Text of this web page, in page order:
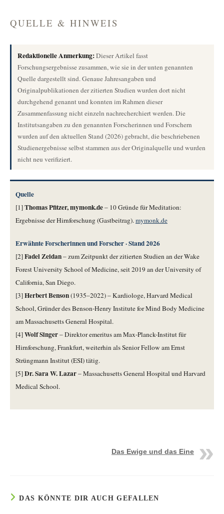
QUELLE & HINWEIS
Redaktionelle Anmerkung:Dieser Artikel fasst
Forschungsergebnisse zusammen, wie sie in der unten genannten
Quelle dargestellt sind. Genaue Jahresangaben und
Originalpublikationen der zitierten Studien wurden dort nicht
durchgehend genannt und konnten im Rahmen dieser
Zusammenfassung nicht einzeln nachrecherchiert werden. Die
Institutsangaben zu den genannten Forscherinnen und Forschern
wurden auf den aktuellen Stand (2026) gebracht, die beschriebenen
Studienergebnisse selbst stammen aus der Originalquelle und wurden
nicht neu verifiziert.
Quelle
[1]Thomas Pfitzer, mymonk.de– 10 Gründe für Meditation:
Ergebnisse der Hirnforschung (Gastbeitrag).mymonk.de
Erwähnte Forscherinnen und Forscher · Stand 2026
[2]Fadel Zeidan– zum Zeitpunkt der zitierten Studien an der Wake
Forest University School of Medicine, seit 2019 an der University of
California, San Diego.
[3]Herbert Benson(1935–2022) – Kardiologe, Harvard Medical
School, Gründer des Benson-Henry Institute for Mind Body Medicine
am Massachusetts General Hospital.
[4]Wolf Singer– Direktor emeritus am Max-Planck-Institut für
Hirnforschung, Frankfurt, weiterhin als Senior Fellow am Ernst
Strüngmann Institut (ESI) tätig.
[5]Dr. Sara W. Lazar– Massachusetts General Hospital und Harvard
Medical School.
Das Ewige und das Eine
DAS KÖNNTE DIR AUCH GEFALLEN